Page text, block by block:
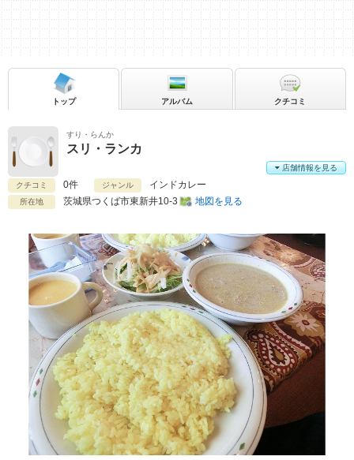
すり・らんか
スリ・ランカ
クチコミ 0件 ジャンル インドカレー
所在地 茨城県つくば市東新井10-3 地図を見る
店舗情報を見る
トップ アルバム クチコミ